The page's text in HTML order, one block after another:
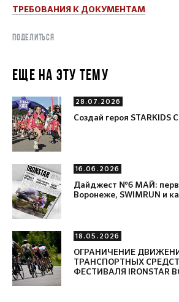
ТРЕБОВАНИЯ К ДОКУМЕНТАМ
ПОДЕЛИТЬСЯ
ЕЩЕ НА ЭТУ ТЕМУ
28.07.2026
Создай героя STARKIDS
16.06.2026
Дайджест №6 МАЙ:
Воронеже, SWIMRUN и
18.05.2026
ОГРАНИЧЕНИЕ
ТРАНСПОРТНЫХ
ФЕСТИВАЛЯ IRONSTAR